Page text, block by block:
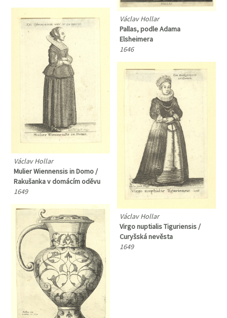
Václav Hollar
Pallas, podle Adama
Elsheimera
1646
Václav Hollar
Mulier Wiennensis in Domo /
Rakušanka v domácím oděvu
1649
Václav Hollar
Virgo nuptialis Tiguriensis /
Curyšská nevěsta
1649